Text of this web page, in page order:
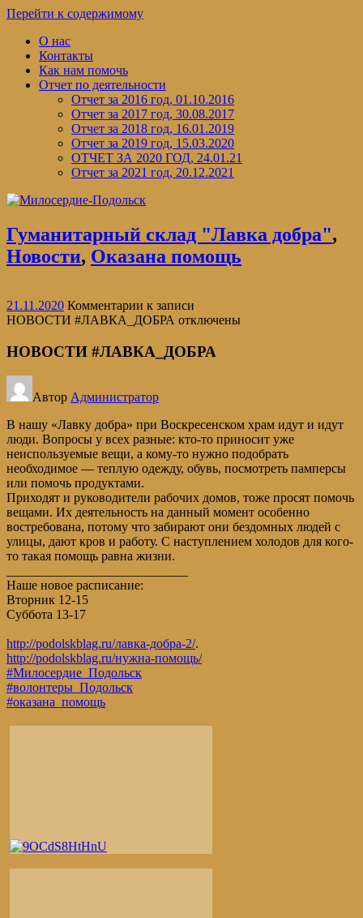
Перейти к содержимому
О нас
Контакты
Как нам помочь
Отчет по деятельности
Отчет за 2016 год, 01.10.2016
Отчет за 2017 год, 30.08.2017
Отчет за 2018 год, 16.01.2019
Отчет за 2019 год, 15.03.2020
ОТЧЕТ ЗА 2020 ГОД, 24.01.21
Отчет за 2021 год, 20.12.2021
Гуманитарный склад "Лавка добра",
Новости, Оказана помощь
21.11.2020 Комментарии к записи
НОВОСТИ #ЛАВКА_ДОБРА отключены
НОВОСТИ #ЛАВКА_ДОБРА
Автор Администратор
В нашу «Лавку добра» при Воскресенском храм идут и идут
люди. Вопросы у всех разные: кто-то приносит уже
неиспользуемые вещи, а кому-то нужно подобрать
необходимое — теплую одежду, обувь, посмотреть памперсы
или помочь продуктами.
Приходят и руководители рабочих домов, тоже просят помочь
вещами. Их деятельность на данный момент особенно
востребована, потому что забирают они бездомных людей с
улицы, дают кров и работу. С наступлением холодов для кого-
то такая помощь равна жизни.
Наше новое расписание:
Вторник 12-15
Суббота 13-17
http://podolskblag.ru/лавка-добра-2/.
http://podolskblag.ru/нужна-помощь/
#Милосердие_Подольск
#волонтеры_Подольск
#оказана_помощь